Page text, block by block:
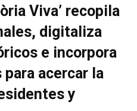
Viva’ recopila
digitaliza
e incorpora
acercar la
y